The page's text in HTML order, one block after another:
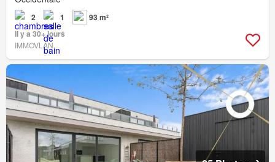
2 1
93 m²
Il y a 30+ jours
IMMOVLAN